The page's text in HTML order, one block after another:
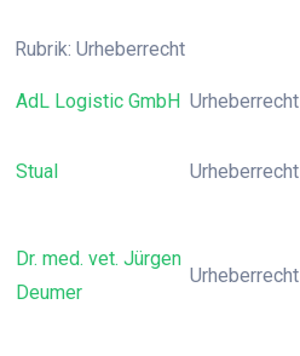
Rubrik: Urheberrecht
AdL Logistic GmbH Urheberrecht
Stual Urheberrecht
Dr. med. vet. Jürgen
Deumer
Urheberrecht